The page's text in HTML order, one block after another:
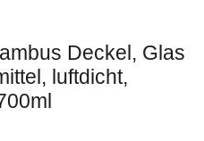
Deckel, Glas
luftdicht,